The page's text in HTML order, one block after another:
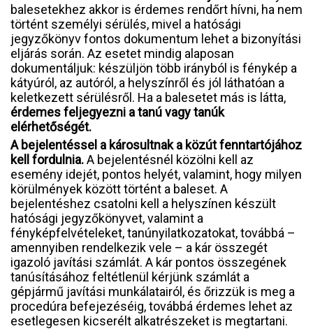
balesetekhez akkor is érdemes rendőrt hívni, ha nem
történt személyi sérülés, mivel a hatósági
jegyzőkönyv fontos dokumentum lehet a bizonyítási
eljárás során. Az esetet mindig alaposan
dokumentáljuk: készüljön több irányból is fénykép a
kátyúról, az autóról, a helyszínről és jól láthatóan a
keletkezett sérülésről. Ha a balesetet más is látta,
érdemes feljegyezni a tanú vagy tanúk
elérhetőségét.
A bejelentéssel a károsultnak a közút fenntartójához
kell fordulnia.A bejelentésnél közölni kell az
esemény idejét, pontos helyét, valamint, hogy milyen
körülmények között történt a baleset. A
bejelentéshez csatolni kell a helyszínen készült
hatósági jegyzőkönyvet, valamint a
fényképfelvételeket, tanúnyilatkozatokat, továbbá –
amennyiben rendelkezik vele – a kár összegét
igazoló javítási számlát. A kár pontos összegének
tanúsításához feltétlenül kérjünk számlát a
gépjármű javítási munkálatairól, és őrizzük is meg a
procedúra befejezéséig, továbbá érdemes lehet az
esetlegesen kicserélt alkatrészeket is megtartani.